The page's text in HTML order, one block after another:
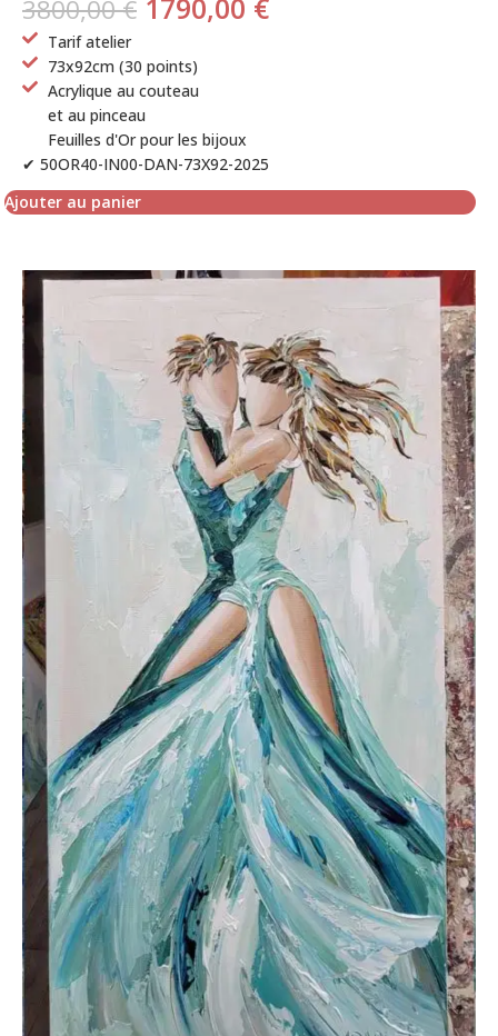
3800,00€
Tarif atelier
73x92cm (30 points)
Acrylique au couteau
et au pinceau
Feuilles d'Or pour les bijoux
✔ 50OR40-IN00-DAN-73X92-2025
Ajouter au panier